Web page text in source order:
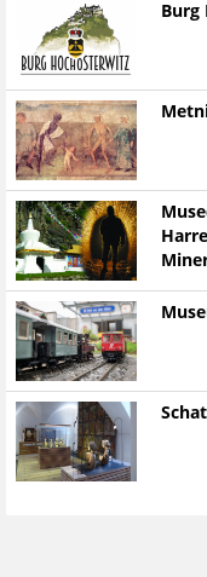
Burg